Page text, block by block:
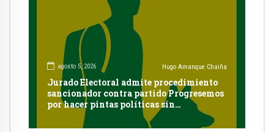
agosto 5, 2026 Hugo Amanque Chaiña
Jurado Electoral admite procedimiento
sancionador contra partido Progresemos
por hacer pintas políticas sin
autorización en Cayma